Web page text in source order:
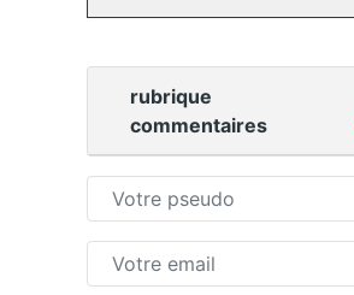
rubrique
commentaires